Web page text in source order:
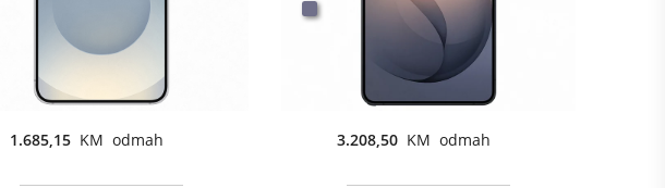
1.685,15 KM odmah 3.208,50 KM odmah